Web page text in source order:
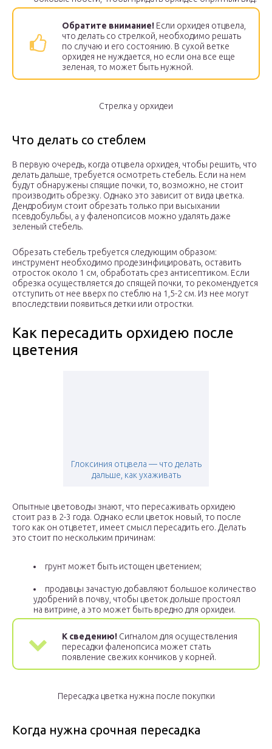
Обратите внимание! Если орхидея отцвела,
что делать со стрелкой, необходимо решать
по случаю и его состоянию. В сухой ветке
орхидея не нуждается, но если она все еще
зеленая, то может быть нужной.
Стрелка у орхидеи
Что делать со стеблем
В первую очередь, когда отцвела орхидея, чтобы решить, что
делать дальше, требуется осмотреть стебель. Если на нем
будут обнаружены спящие почки, то, возможно, не стоит
производить обрезку. Однако это зависит от вида цветка.
Дендробиум стоит обрезать только при высыхании
псевдобульбы, а у фаленопсисов можно удалять даже
зеленый стебель.
Обрезать стебель требуется следующим образом:
инструмент необходимо продезинфицировать, оставить
отросток около 1 см, обработать срез антисептиком. Если
обрезка осуществляется до спящей почки, то рекомендуется
отступить от нее вверх по стеблю на 1,5-2 см. Из нее могут
впоследствии появиться детки или отростки.
Как пересадить орхидею после
цветения
Глоксиния отцвела — что делать
дальше, как ухаживать
Опытные цветоводы знают, что пересаживать орхидею
стоит раз в 2-3 года. Однако если цветок новый, то после
того как он отцветет, имеет смысл пересадить его. Делать
это стоит по нескольким причинам:
грунт может быть истощен цветением;
продавцы зачастую добавляют большое количество
удобрений в почву, чтобы цветок дольше простоял
на витрине, а это может быть вредно для орхидеи.
К сведению! Сигналом для осуществления
пересадки фаленопсиса может стать
появление свежих кончиков у корней.
Пересадка цветка нужна после покупки
Когда нужна срочная пересадка